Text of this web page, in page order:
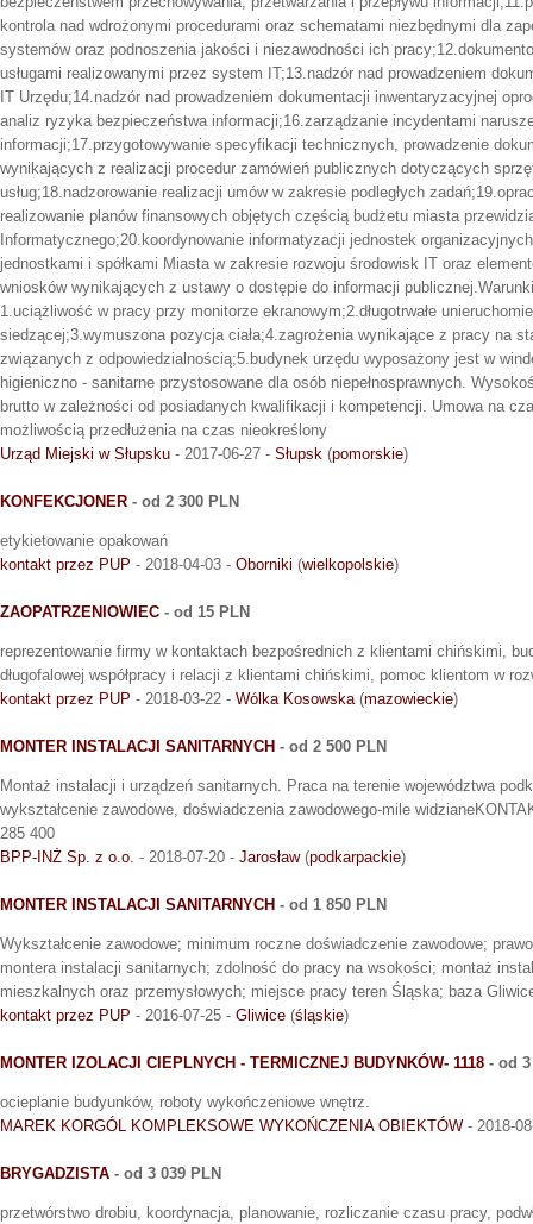
kontrola nad wdrożonymi procedurami oraz schematami niezbędnymi dla
systemów oraz podnoszenia jakości i niezawodności ich
usługami realizowanymi przez system IT;13.nadzór nad prowadzeniem
IT Urzędu;14.nadzór nad prowadzeniem dokumentacji inwentaryzacyjnej
analiz ryzyka bezpieczeństwa informacji;16.zarządzanie incydentami
informacji;17.przygotowywanie specyfikacji technicznych, prowadzenie
wynikających z realizacji procedur zamówień publicznych dotyczących
usług;18.nadzorowanie realizacji umów w zakresie podległych
realizowanie planów finansowych objętych częścią budżetu miasta
Informatycznego;20.koordynowanie informatyzacji jednostek
jednostkami i spółkami Miasta w zakresie rozwoju środowisk IT oraz
wniosków wynikających z ustawy o dostępie do informacji
1.uciążliwość w pracy przy monitorze ekranowym;2.długotrwałe
siedzącej;3.wymuszona pozycja ciała;4.zagrożenia wynikające z pracy na
związanych z odpowiedzialnością;5.budynek urzędu wyposażony jest w
higieniczno - sanitarne przystosowane dla osób niepełnosprawnych.
brutto w zależności od posiadanych kwalifikacji i kompetencji. Umowa na
możliwością przedłużenia na czas nieokreślony
Urząd Miejski w Słupsku - 2017-06-27 - Słupsk (pomorskie)
KONFEKCJONER - od 2 300 PLN
etykietowanie opakowań
kontakt przez PUP - 2018-04-03 - Oborniki (wielkopolskie)
ZAOPATRZENIOWIEC - od 15 PLN
reprezentowanie firmy w kontaktach bezpośrednich z klientami chińskimi,
długofalowej współpracy i relacji z klientami chińskimi, pomoc klientom w
kontakt przez PUP - 2018-03-22 - Wólka Kosowska (mazowieckie)
MONTER INSTALACJI SANITARNYCH - od 2 500 PLN
Montaż instalacji i urządzeń sanitarnych. Praca na terenie województwa
wykształcenie zawodowe, doświadczenia zawodowego-mile
285 400
BPP-INŻ Sp. z o.o. - 2018-07-20 - Jarosław(podkarpackie)
MONTER INSTALACJI SANITARNYCH - od 1 850 PLN
Wykształcenie zawodowe; minimum roczne doświadczenie zawodowe;
montera instalacji sanitarnych; zdolność do pracy na wsokości; montaż
mieszkalnych oraz przemysłowych; miejsce pracy teren Śląska; baza
kontakt przez PUP - 2016-07-25 - Gliwice (śląskie)
MONTER IZOLACJI CIEPLNYCH - TERMICZNEJ BUDYNKÓW- 1118 - od
ocieplanie budyunków, roboty wykończeniowe wnętrz.
MAREK KORGÓL KOMPLEKSOWE WYKOŃCZENIA OBIEKTÓW - 2018-
BRYGADZISTA - od 3 039 PLN
przetwórstwo drobiu, koordynacja, planowanie, rozliczanie czasu pracy,